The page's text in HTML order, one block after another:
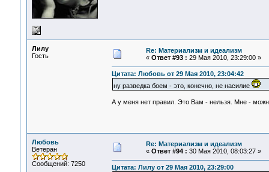
Лилу
Гость
Re: Материализм и идеализм
« Ответ #93 : 29 Мая 2010, 23:29:00 »
Цитата: Любовь от 29 Мая 2010, 23:04:42
ну разведка боем - это, конечно, не насилие
А у меня нет правил. Это Вам - нельзя. Мне -
Любовь
Ветеран
Сообщений: 7250
Re: Материализм и идеализм
« Ответ #94 : 30 Мая 2010, 08:03:27 »
Цитата: Лилу от 29 Мая 2010, 23:29:00